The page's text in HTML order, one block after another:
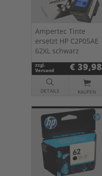
Ampertec Tinte
ersetzt HP C2P05AE
62XL schwarz
zzgl.
Versand
€ 39,98
DETAILS KAUFEN